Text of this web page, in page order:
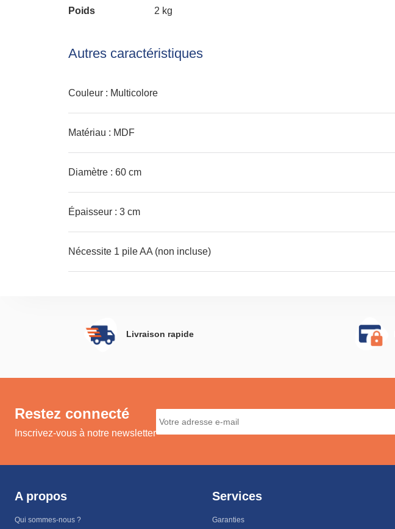
Poids 2 kg
Autres caractéristiques
Couleur : Multicolore
Matériau : MDF
Diamètre : 60 cm
Épaisseur : 3 cm
Nécessite 1 pile AA (non incluse)
Livraison rapide
Restez connecté
Inscrivez-vous à notre newsletter
A propos
Qui sommes-nous ?
Services
Garanties